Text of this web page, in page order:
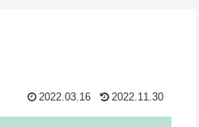
2022.03.16 2022.11.30